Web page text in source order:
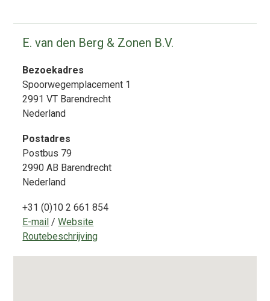
E. van den Berg & Zonen B.V.
Bezoekadres
Spoorwegemplacement 1
2991 VT Barendrecht
Nederland
Postadres
Postbus 79
2990 AB Barendrecht
Nederland
+31 (0)10 2 661 854
E-mail /Website
Routebeschrijving